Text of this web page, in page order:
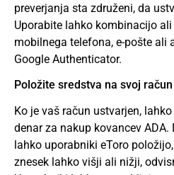
preverjanja sta združeni, da
Uporabite lahko kombinacijo
mobilnega telefona, e-pošte ali
Google Authenticator.
Položite sredstva na svoj račun
Ko je vaš račun ustvarjen,
denar za nakup kovancev ADA.
lahko uporabniki eToro
znesek lahko višji ali nižji,